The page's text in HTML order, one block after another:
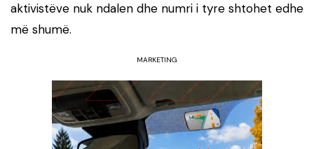
aktivistëve nuk ndalen dhe numri i tyre shtohet edhe
më shumë.
MARKETING